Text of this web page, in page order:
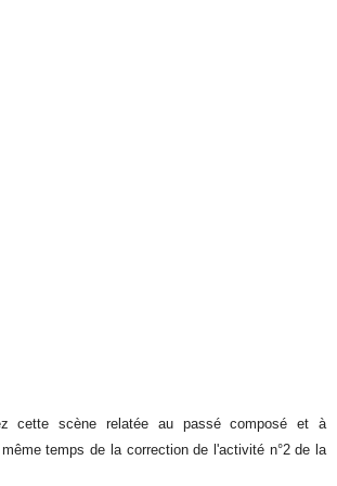
cette scène relatée au passé composé et à
temps de la correction de l'activité n°2 de la